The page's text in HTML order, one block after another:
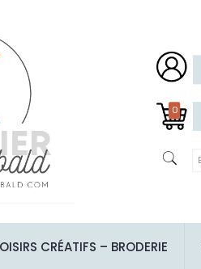
0
CRÉATIFS – BRODERIE